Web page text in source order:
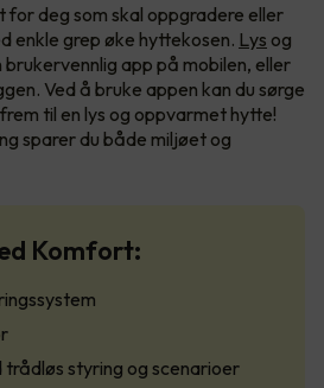
deg som skal oppgradere eller
enkle grep øke hyttekosen. Lys og
brukervennlig app på mobilen, eller
Ved å bruke appen kan du sørge
til en lys og oppvarmet hytte!
sparer du både miljøet og
Komfort:
styring og scenarioer